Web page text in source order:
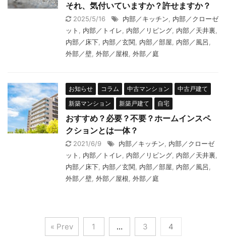
それ、気付いていますか？許せますか？
2025/5/16 内部／キッチン
内部／クローゼ
ット
内部／トイレ 内部／リビング 内部／天井裏
内部／床下 内部／玄関 内部／部屋 内部／風呂
外部／壁 外部／屋根 外部／庭
お知らせ コラム 中古マンション
中古戸建て
新築マンション
新築戸建て 自宅
おすすめ？必要？不要？ホームインスペ
クションとは一体？
2021/6/9 内部／キッチン
内部／クローゼ
ット
内部／トイレ 内部／リビング 内部／天井裏
内部／床下 内部／玄関 内部／部屋 内部／風呂
外部／壁 外部／屋根 外部／庭
« Prev 1 … 3 4